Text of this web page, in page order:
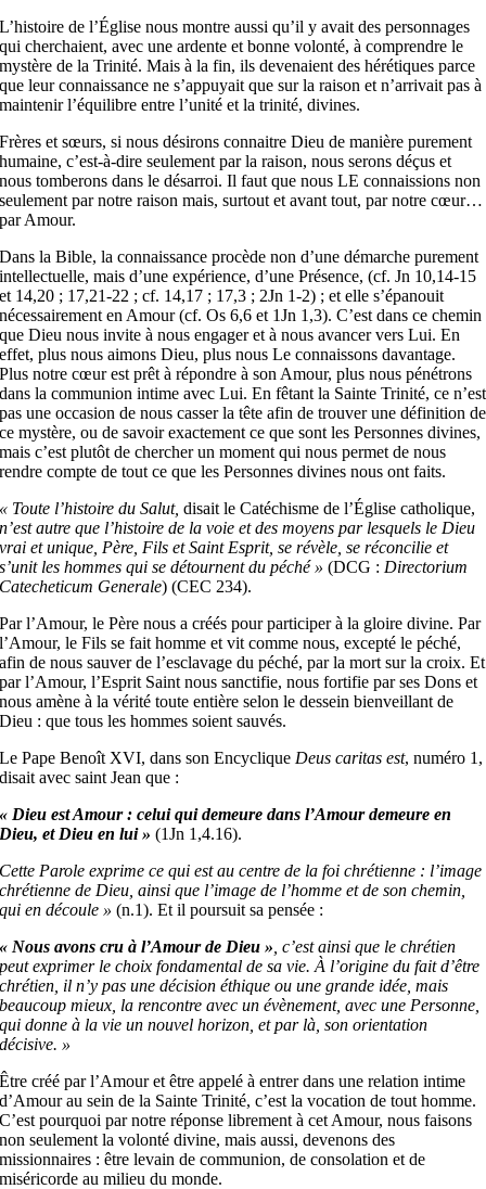
L’histoire de l’Église nous montre aussi qu’il y avait des personnages
qui cherchaient, avec une ardente et bonne volonté, à comprendre le
mystère de la Trinité. Mais à la fin, ils devenaient des hérétiques parce
que leur connaissance ne s’appuyait que sur la raison et n’arrivait pas à
maintenir l’équilibre entre l’unité et la trinité, divines.
Frères et sœurs, si nous désirons connaitre Dieu de manière purement
humaine, c’est-à-dire seulement par la raison, nous serons déçus et
nous tomberons dans le désarroi. Il faut que nous LE connaissions non
seulement par notre raison mais, surtout et avant tout, par notre cœur…
par Amour.
Dans la Bible, la connaissance procède non d’une démarche purement
intellectuelle, mais d’une expérience, d’une Présence, (cf. Jn 10,14-15
et 14,20 ; 17,21-22 ; cf. 14,17 ; 17,3 ; 2Jn 1-2) ; et elle s’épanouit
nécessairement en Amour (cf. Os 6,6 et 1Jn 1,3). C’est dans ce chemin
que Dieu nous invite à nous engager et à nous avancer vers Lui. En
effet, plus nous aimons Dieu, plus nous Le connaissons davantage.
Plus notre cœur est prêt à répondre à son Amour, plus nous pénétrons
dans la communion intime avec Lui. En fêtant la Sainte Trinité, ce n’est
pas une occasion de nous casser la tête afin de trouver une définition de
ce mystère, ou de savoir exactement ce que sont les Personnes divines,
mais c’est plutôt de chercher un moment qui nous permet de nous
rendre compte de tout ce que les Personnes divines nous ont faits.
« Toute l’histoire du Salut, disait le Catéchisme de l’Église catholique,
n’est autre que l’histoire de la voie et des moyens par lesquels le Dieu
vrai et unique, Père, Fils et Saint Esprit, se révèle, se réconcilie et
s’unit les hommes qui se détournent du péché » (DCG : Directorium
Catecheticum Generale) (CEC 234).
Par l’Amour, le Père nous a créés pour participer à la gloire divine. Par
l’Amour, le Fils se fait homme et vit comme nous, excepté le péché,
afin de nous sauver de l’esclavage du péché, par la mort sur la croix. Et
par l’Amour, l’Esprit Saint nous sanctifie, nous fortifie par ses Dons et
nous amène à la vérité toute entière selon le dessein bienveillant de
Dieu : que tous les hommes soient sauvés.
Le Pape Benoît XVI, dans son Encyclique Deus caritas est, numéro 1,
disait avec saint Jean que :
« Dieu est Amour : celui qui demeure dans l’Amour demeure en
Dieu, et Dieu en lui » (1Jn 1,4.16).
Cette Parole exprime ce qui est au centre de la foi chrétienne : l’image
chrétienne de Dieu, ainsi que l’image de l’homme et de son chemin,
qui en découle » (n.1). Et il poursuit sa pensée :
« Nous avons cru à l’Amour de Dieu » c’est ainsi que le chrétien
peut exprimer le choix fondamental de sa vie. À l’origine du fait d’être
chrétien, il n’y pas une décision éthique ou une grande idée, mais
beaucoup mieux, la rencontre avec un évènement, avec une Personne,
qui donne à la vie un nouvel horizon, et par là, son orientation
décisive. »
Être créé par l’Amour et être appelé à entrer dans une relation intime
d’Amour au sein de la Sainte Trinité, c’est la vocation de tout homme.
C’est pourquoi par notre réponse librement à cet Amour, nous faisons
non seulement la volonté divine, mais aussi, devenons des
missionnaires : être levain de communion, de consolation et de
miséricorde au milieu du monde.